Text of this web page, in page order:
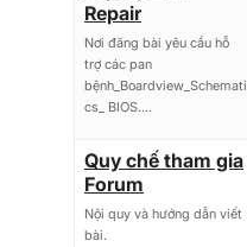
Repair
Nơi đăng bài yêu cầu hỗ
trợ các pan
bệnh_Boardview_Schemati
cs_ BIOS....
Quy chế tham gia
Forum
Nội quy và hướng dẫn viết
bài.